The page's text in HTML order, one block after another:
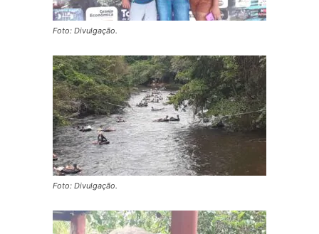
Foto: Divulgação.
Foto: Divulgação.